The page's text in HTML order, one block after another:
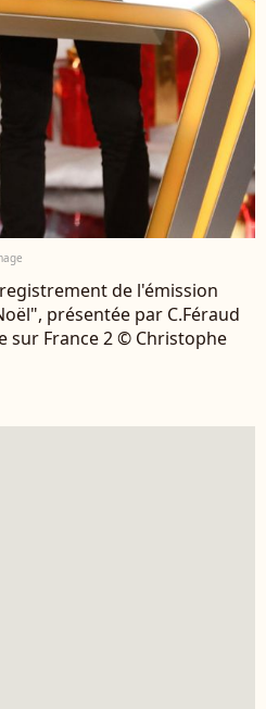
de l'émission
présentée par C.Féraud
sur France 2 © Christophe